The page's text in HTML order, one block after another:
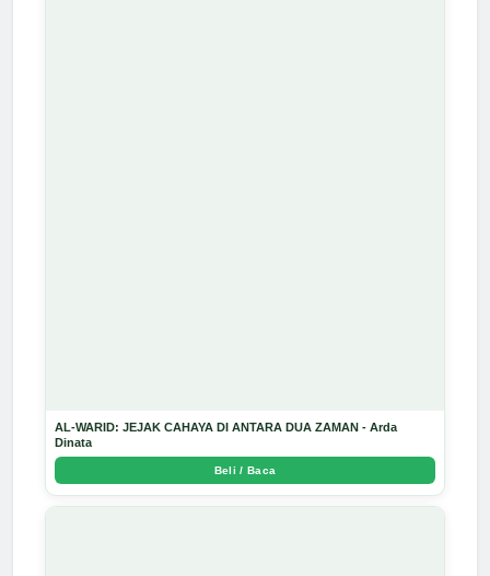
AL-WARID: JEJAK CAHAYA DI ANTARA DUA ZAMAN - Arda
Dinata
Beli / Baca